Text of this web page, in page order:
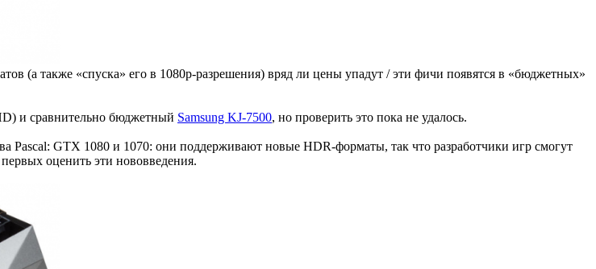
(а также «спуска» его в 1080p-разрешения) вряд ли цены упадут / эти фичи появятся в «бюджетных»
и сравнительно бюджетный Samsung KJ-7500, но проверить это пока не удалось.
Pascal: GTX 1080 и 1070: они поддерживают новые HDR-форматы, так что разработчики игр смогут
оценить эти нововведения.